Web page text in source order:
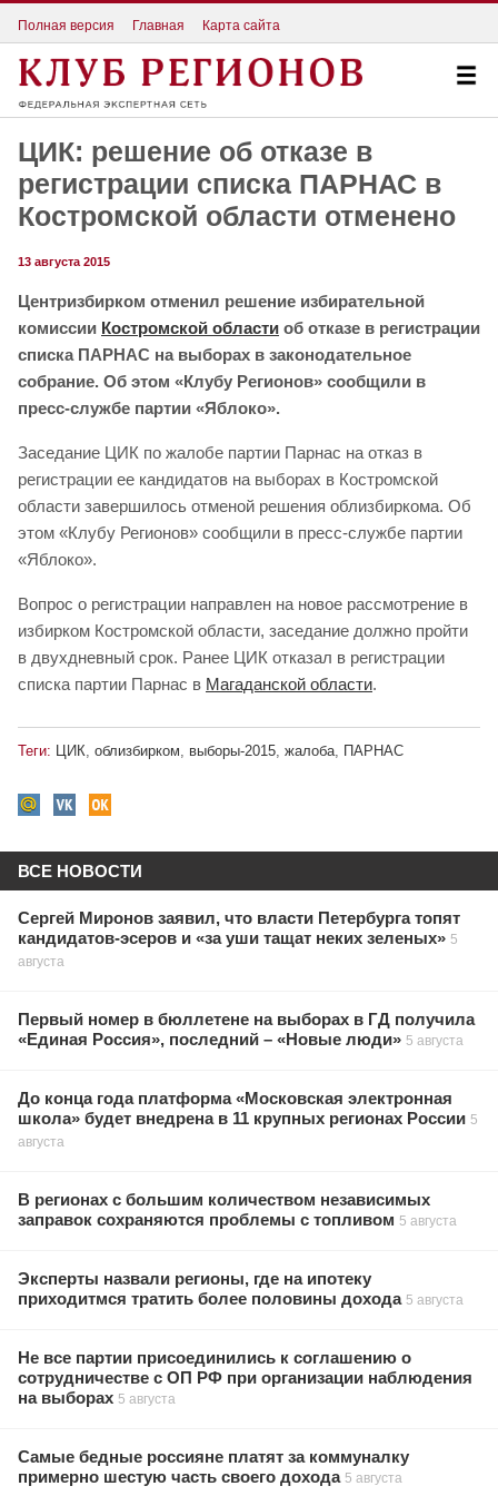
Полная версия Главная Карта сайта
ЦИК: решение об отказе в
регистрации списка ПАРНАС в
Костромской области отменено
13 августа 2015
Центризбирком отменил решение избирательной
комиссии Костромской области об отказе в регистрации
списка ПАРНАС на выборах в законодательное
собрание. Об этом «Клубу Регионов» сообщили в
пресс-службе партии «Яблоко».
Заседание ЦИК по жалобе партии Парнас на отказ в
регистрации ее кандидатов на выборах в Костромской
области завершилось отменой решения облизбиркома. Об
этом «Клубу Регионов» сообщили в пресс-службе партии
«Яблоко».
Вопрос о регистрации направлен на новое рассмотрение в
избирком Костромской области, заседание должно пройти
в двухдневный срок. Ранее ЦИК отказал в регистрации
списка партии Парнас в Магаданской области.
Теги: ЦИК облизбирком выборы-2015 жалоба ПАРНАС
ВСЕ НОВОСТИ
Сергей Миронов заявил, что власти Петербурга топят
кандидатов-эсеров и «за уши тащат неких зеленых» 5
августа
Первый номер в бюллетене на выборах в ГД получила
«Единая Россия», последний – «Новые люди» 5 августа
До конца года платформа «Московская электронная
школа» будет внедрена в 11 крупных регионах России 5
августа
В регионах с большим количеством независимых
заправок сохраняются проблемы с топливом 5 августа
Эксперты назвали регионы, где на ипотеку
приходитмся тратить более половины дохода 5 августа
Не все партии присоединились к соглашению о
сотрудничестве с ОП РФ при организации наблюдения
на выборах 5 августа
Самые бедные россияне платят за коммуналку
примерно шестую часть своего дохода 5 августа